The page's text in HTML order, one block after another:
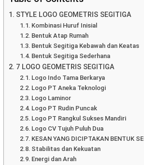
STYLE LOGO GEOMETRIS SEGITIGA
Kombinasi Huruf Inisial
Bentuk Atap Rumah
Bentuk Segitiga Kebawah dan Keatas
Bentuk Segitiga Sederhana
7 LOGO GEOMETRIS SEGITIGA
Logo Indo Tama Berkarya
Logo PT Aneka Teknologi
Logo Laminor
Logo PT Rudin Puncak
Logo PT Rangkul Sukses Mandiri
Logo CV Tujuh Puluh Dua
KESAN YANG DICIPTAKAN BENTUK
Stabilitas dan Kekuatan
Energi dan Arah